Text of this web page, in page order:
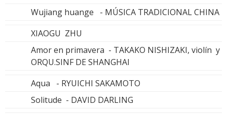
Wujiang huange - MÚSICA TRADICIONAL CHINA
XIAOGU ZHU
Amor en primavera - TAKAKO NISHIZAKI, violín y
ORQU.SINF DE SHANGHAI
Aqua - RYUICHI SAKAMOTO
Solitude - DAVID DARLING